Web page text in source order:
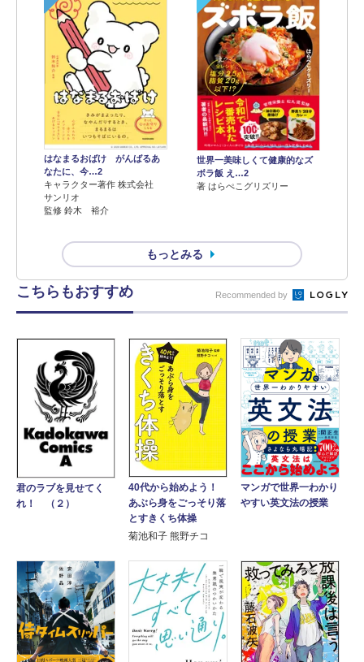
はなまるおばけ がんばるあ
なたに、今…2
キャラクター著作 株式会社
サンリオ
監修 鈴木 裕介
世界一美味しくて健康的なズ
ボラ飯 え…2
著 はらぺこグリズリー
もっとみる
こちらもおすすめ Recommended by
君のラブを見せてく
れ！ （２）
40代から始めよう！
あぶら身をごっそり落
とすきくち体操
菊池和子 熊野チコ
マンガで世界一わかり
やすい英文法の授業